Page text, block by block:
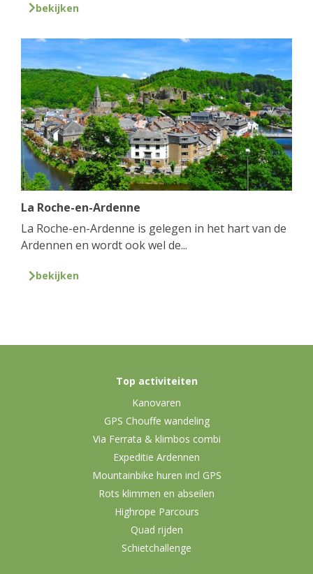
bekijken
La Roche-en-Ardenne
La Roche-en-Ardenne is gelegen in het hart van de
Ardennen en wordt ook wel de...
bekijken
Top activiteiten
Kanovaren
GPS Chouffe wandeling
Via Ferrata & klimbos combi
Expeditie Ardennen
Mountainbike huren incl GPS
Rots klimmen en abseilen
Highrope Parcours
Quad rijden
Schietchallenge